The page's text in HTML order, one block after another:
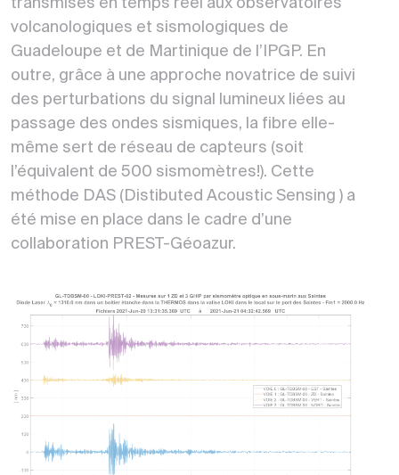
transmises en temps réel aux observatoires
volcanologiques et sismologiques de
Guadeloupe et de Martinique de l’IPGP. En
outre, grâce à une approche novatrice de suivi
des perturbations du signal lumineux liées au
passage des ondes sismiques, la fibre elle-
même sert de réseau de capteurs (soit
l’équivalent de 500 sismomètres!). Cette
méthode DAS (Distibuted Acoustic Sensing ) a
été mise en place dans le cadre d’une
collaboration PREST-Géoazur.